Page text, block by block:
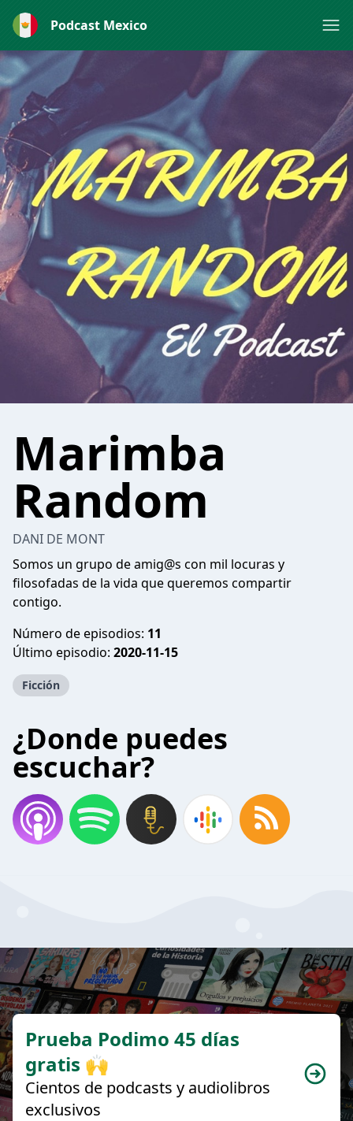
Podcast Mexico
Marimba
Random
DANI DE MONT
Somos un grupo de amig@s con mil locuras y
filosofadas de la vida que queremos compartir
contigo.
Número de episodios: 11
Último episodio: 2020-11-15
Ficción
¿Donde puedes
escuchar?
Prueba Podimo 45 días
gratis 🙌
Cientos de podcasts y audiolibros
exclusivos